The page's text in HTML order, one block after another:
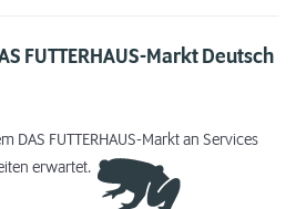
FUTTERHAUS-Markt Deutsch
DAS FUTTERHAUS-Markt an Services
erwartet.